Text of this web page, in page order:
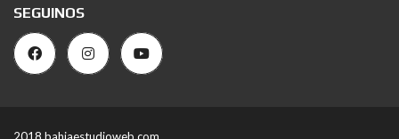
SEGUINOS